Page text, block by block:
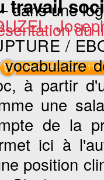
dans une
du
Commander l'Ebook 11.5
travail
/
à partir
une
de la
ici à
position